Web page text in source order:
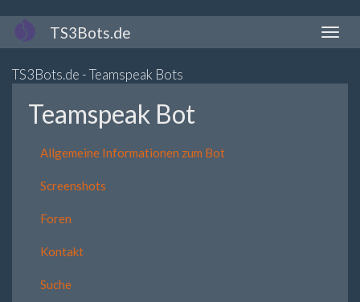
Direkt
zum
TS3Bots.de
TS3Bots.de - Teamspeak Bots
Teamspeak Bot
Allgemeine Informationen zum Bot
Screenshots
Foren
Kontakt
Suche